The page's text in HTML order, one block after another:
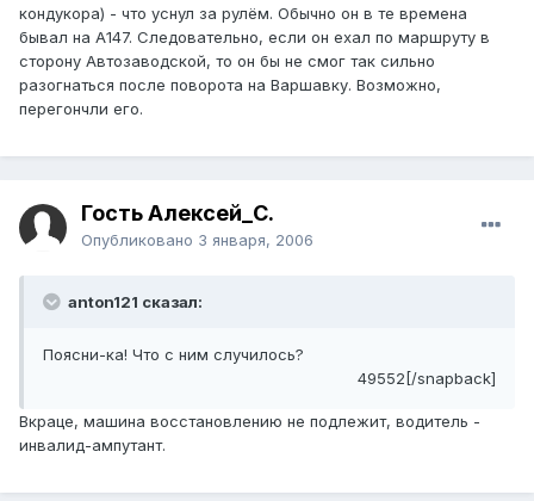
кондукора) - что уснул за рулём. Обычно он в те времена
бывал на А147. Следовательно, если он ехал по маршруту в
сторону Автозаводской, то он бы не смог так сильно
разогнаться после поворота на Варшавку. Возможно,
перегончли его.
Гость Алексей_С.
Опубликовано 3 января, 2006
anton121 сказал:
Поясни-ка! Что с ним случилось?
49552[/snapback]
Вкраце, машина восстановлению не подлежит, водитель -
инвалид-ампутант.